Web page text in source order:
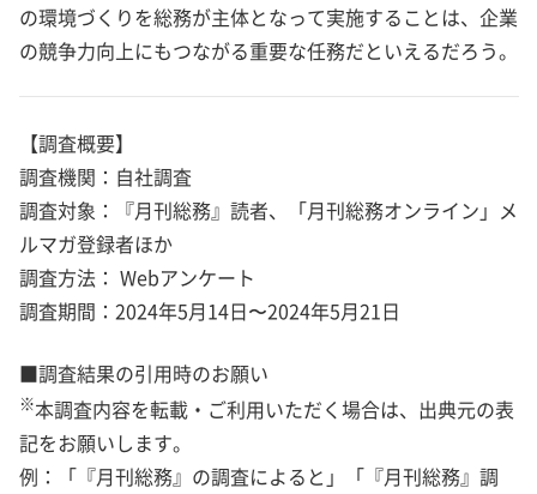
の環境づくりを総務が主体となって実施することは、企業
の競争力向上にもつながる重要な任務だといえるだろう。
【調査概要】
調査機関：自社調査
調査対象：『月刊総務』読者、「月刊総務オンライン」メ
ルマガ登録者ほか
調査方法： Webアンケート
調査期間：2024年5月14日〜2024年5月21日
■調査結果の引用時のお願い
※本調査内容を転載・ご利用いただく場合は、出典元の表
記をお願いします。
例：「『月刊総務』の調査によると」「『月刊総務』調